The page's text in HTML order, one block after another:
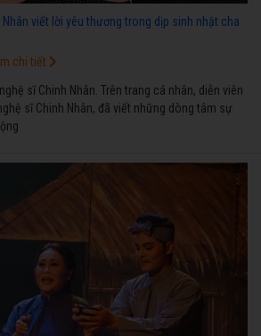
viết lời yêu thương trong dịp sinh nhật cha
sĩ Chinh Nhân. Trên trang cá nhân, diễn viên
sĩ Chinh Nhân, đã viết những dòng tâm sự
chi tiết